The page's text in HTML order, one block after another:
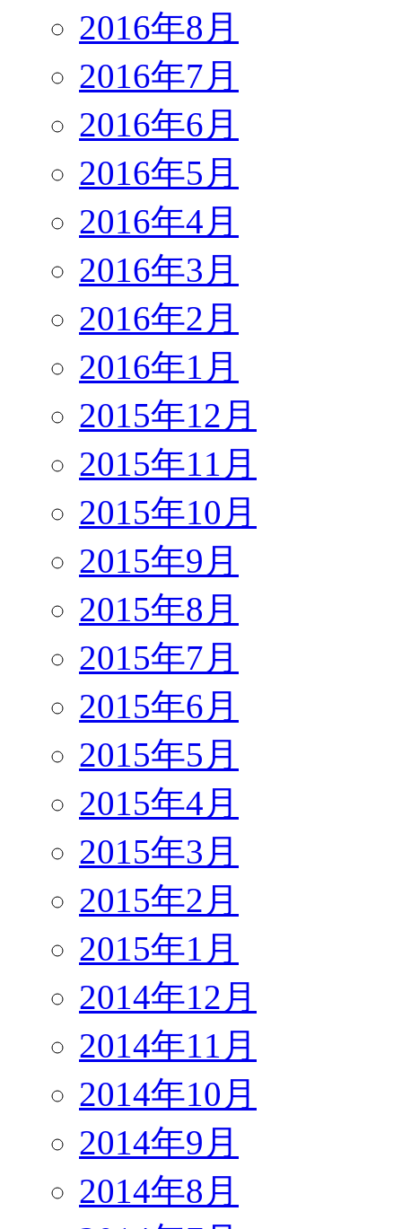
2016年8月
2016年7月
2016年6月
2016年5月
2016年4月
2016年3月
2016年2月
2016年1月
2015年12月
2015年11月
2015年10月
2015年9月
2015年8月
2015年7月
2015年6月
2015年5月
2015年4月
2015年3月
2015年2月
2015年1月
2014年12月
2014年11月
2014年10月
2014年9月
2014年8月